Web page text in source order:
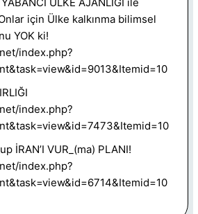
ÜLKE AJANLIĞI ile
için Ülke kalkınma bilimsel
YOK ki!
index.php?
index.php?
İRAN’I VUR_(ma) PLANI!
index.php?